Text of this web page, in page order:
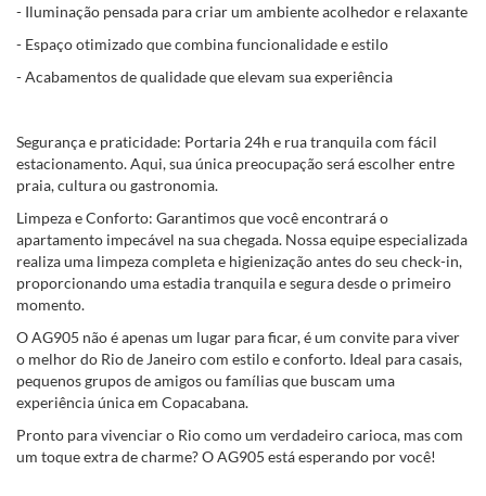
- Iluminação pensada para criar um ambiente acolhedor e relaxante
- Espaço otimizado que combina funcionalidade e estilo
- Acabamentos de qualidade que elevam sua experiência
Segurança e praticidade: Portaria 24h e rua tranquila com fácil
estacionamento. Aqui, sua única preocupação será escolher entre
praia, cultura ou gastronomia.
Limpeza e Conforto: Garantimos que você encontrará o
apartamento impecável na sua chegada. Nossa equipe especializada
realiza uma limpeza completa e higienização antes do seu check-in,
proporcionando uma estadia tranquila e segura desde o primeiro
momento.
O AG905 não é apenas um lugar para ficar, é um convite para viver
o melhor do Rio de Janeiro com estilo e conforto. Ideal para casais,
pequenos grupos de amigos ou famílias que buscam uma
experiência única em Copacabana.
Pronto para vivenciar o Rio como um verdadeiro carioca, mas com
um toque extra de charme? O AG905 está esperando por você!